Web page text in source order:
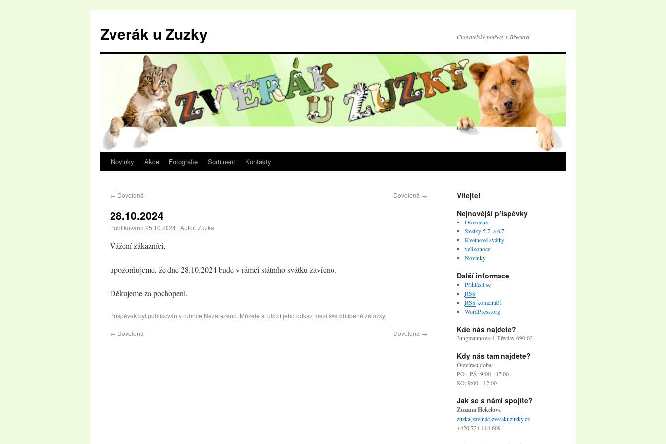
Zverák u Zuzky Chovatelské potřeby v Břeclavi
Novinky Akce Fotografie Sortiment Kontakty
← Dovolená Dovolená →
28.10.2024
Publikováno 25.10.2024 | Autor:Zuzka
Vážení zákazníci,
upozorňujeme, že dne 28.10.2024 bude v rámci státního svátku zavřeno.
Děkujeme za pochopení.
Příspěvek byl publikován v rubrice Nezařazeno. Můžete si uložit jeho odkaz mezi své oblíbené záložky.
← Dovolená Dovolená →
Vítejte!
Nejnovější příspěvky
Dovolená
Svátky 5.7. a 6.7.
Květnové svátky
velikonoce
Novinky
Další informace
Přihlásit se
RSS
RSS komentářů
WordPress.org
Kde nás najdete?
Jungmannova 4, Břeclav 690 02
Kdy nás tam najdete?
Otevírací doba:
PO - PÁ: 9:00 - 17:00
SO: 9:00 - 12:00
Jak se s námi spojíte?
Zuzana Hekelová
zuzka(zavináč)zverakuzuzky.cz
+420 724 114 609